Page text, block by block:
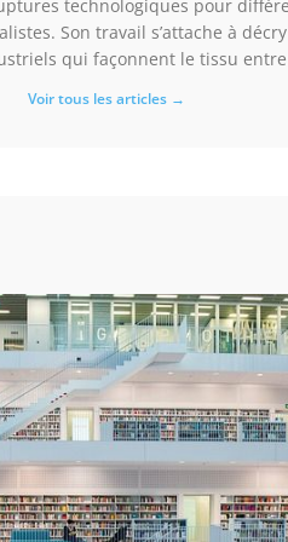
technologiques pour
Son travail s’attache à
qui façonnent le tissu
Voir tous les articles →